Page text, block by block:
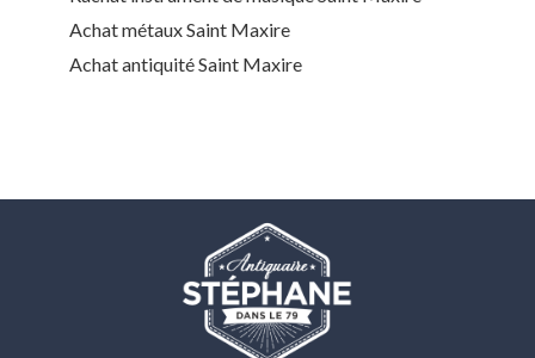
Achat métaux Saint Maxire
Achat antiquité Saint Maxire